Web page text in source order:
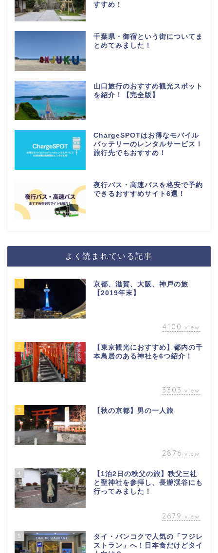
すすめ！
千葉県・御宿という街についてま
とめてみました！
山口旅行のおすすめ観光スポット
を紹介！【完全版】
ChargeSPOTはお得なモバイル
バッテリーのレンタルサービス！
旅行先でもおすすめ！
夜行バス・高速バスを格安で予約
できるおすすめサイト6選！
よく読まれている記事
1
京都、滋賀、大阪、神戸の旅
【2019年末】
4100 view
2
【東京観光におすすめ】都内の千
本鳥居のある神社を6つ紹介！
3303 view
3 【秋の京都】男の一人旅
2876 view
4
【1泊2日の秩父の旅】秩父三社
と聖神社を参拝し、長瀞渓谷にも
行ってみました！
2679 view
5
タイ・バンコクで人気の「フジレ
ストラン」へ！日本食だけどタイ